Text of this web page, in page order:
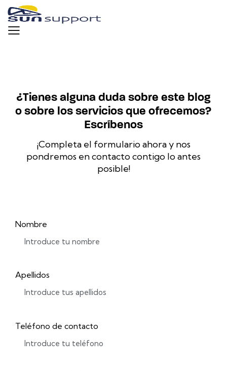
¿Tienes alguna duda sobre este blog
o sobre los servicios que ofrecemos?
Escríbenos
¡Completa el formulario ahora y nos
pondremos en contacto contigo lo antes
posible!
Nombre
Apellidos
Teléfono de contacto